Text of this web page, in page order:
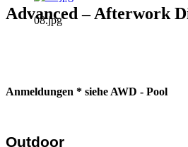
08.jpg
Advanced – Afterwork
Anmeldungen * siehe AWD - Pool
Outdoor